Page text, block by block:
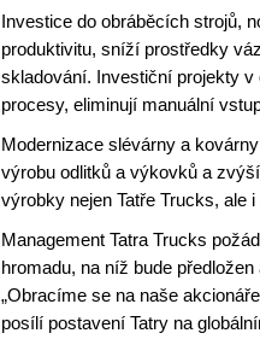
Investice do obráběcích strojů,
produktivitu, sníží prostředky
skladování. Investiční projekty
procesy, eliminují manuální
Modernizace slévárny a
výrobu odlitků a výkovků a
výrobky nejen Tatře Trucks, ale
Management Tatra Trucks
hromadu, na níž bude
„Obracíme se na naše
posílí postavení Tatry na